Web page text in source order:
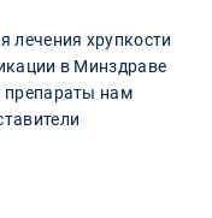
лечения хрупкости
в Минздраве
препараты нам